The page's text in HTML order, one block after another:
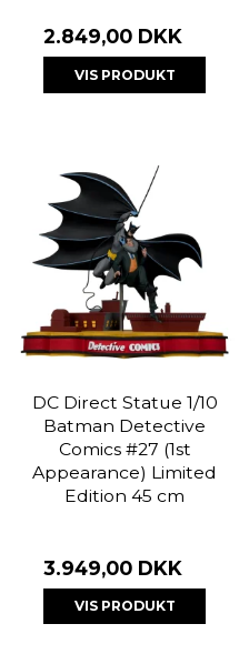
2.849,00 DKK
VIS PRODUKT
DC Direct Statue 1/10
Batman Detective
Comics #27 (1st
Appearance) Limited
Edition 45 cm
3.949,00 DKK
VIS PRODUKT